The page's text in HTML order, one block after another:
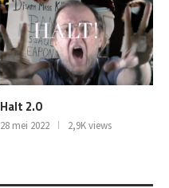
Halt 2.0
28 mei 2022 2,9K views